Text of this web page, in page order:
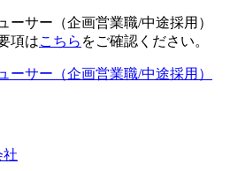
ーサー（企画営業職/中途採用）
項はこちら をご確認ください。
ーサー（企画営業職/中途採用）